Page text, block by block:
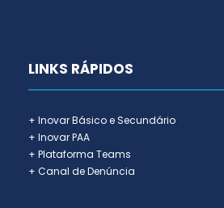
LINKS RÁPIDOS
+ Inovar Básico e Secundário
+ Inovar PAA
+ Plataforma Teams
+ Canal de Denúncia